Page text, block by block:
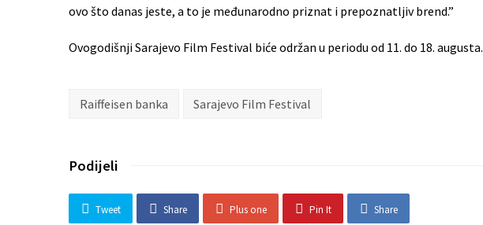
ovo što danas jeste, a to je međunarodno priznat i prepoznatljiv brend.”
Ovogodišnji Sarajevo Film Festival biće održan u periodu od 11. do 18. augusta.
Raiffeisen banka Sarajevo Film Festival
Podijeli
Tweet Share Plus one Pin It Share